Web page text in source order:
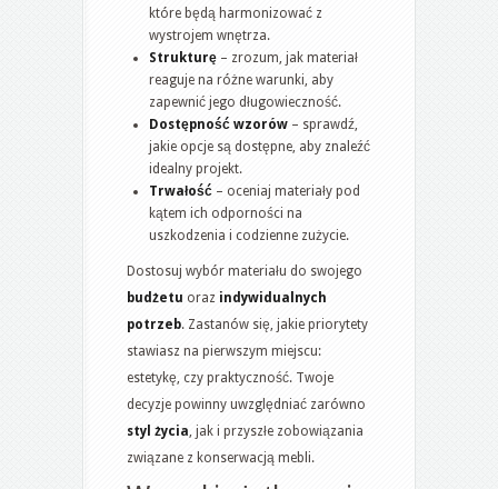
które będą harmonizować z
wystrojem wnętrza.
Strukturę – zrozum, jak materiał
reaguje na różne warunki, aby
zapewnić jego długowieczność.
Dostępność wzorów – sprawdź,
jakie opcje są dostępne, aby znaleźć
idealny projekt.
Trwałość – oceniaj materiały pod
kątem ich odporności na
uszkodzenia i codzienne zużycie.
Dostosuj wybór materiału do swojego
budżetu oraz indywidualnych
potrzeb. Zastanów się, jakie priorytety
stawiasz na pierwszym miejscu:
estetykę, czy praktyczność. Twoje
decyzje powinny uwzględniać zarówno
styl życia, jak i przyszłe zobowiązania
związane z konserwacją mebli.